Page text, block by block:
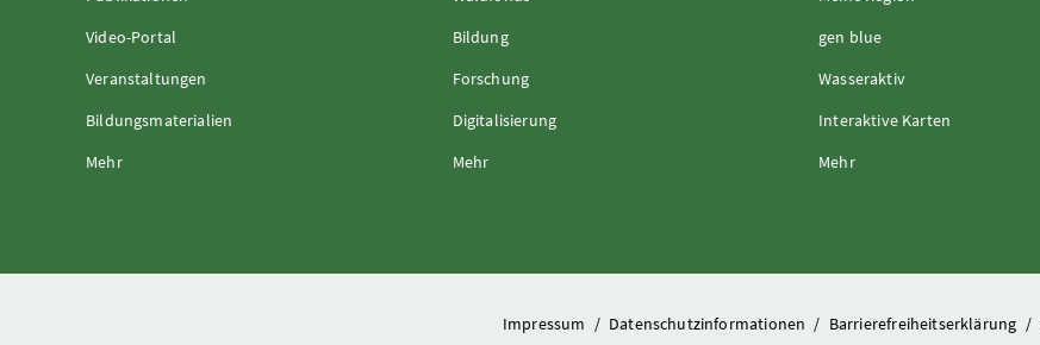
Video-Portal
Veranstaltungen
Bildungsmaterialien
Mehr
Bildung
Forschung
Digitalisierung
Mehr
gen blue
Wasseraktiv
Interaktive Karten
Mehr
Impressum / Datenschutzinformationen / Barrierefreiheitserklärung /